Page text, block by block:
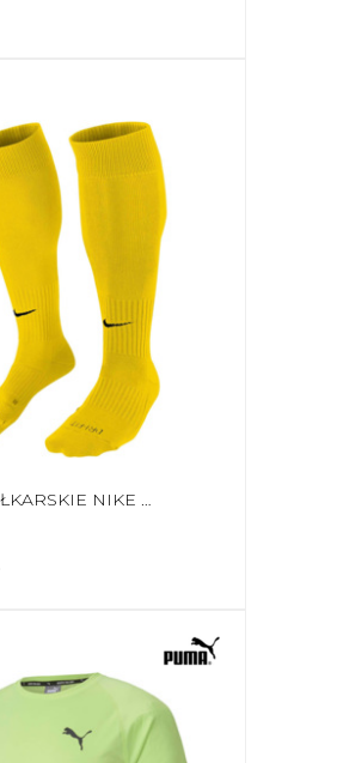
GETRY PIŁKARSKIE NIKE CLASSIC II CUSH OTC ŻÓŁTE SX5728 719